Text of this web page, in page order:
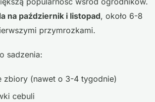
na październik i listopad, około 6-8
przymrozkami.
sadzenia:
zbiory (nawet o 3-4 tygodnie)
cebuli